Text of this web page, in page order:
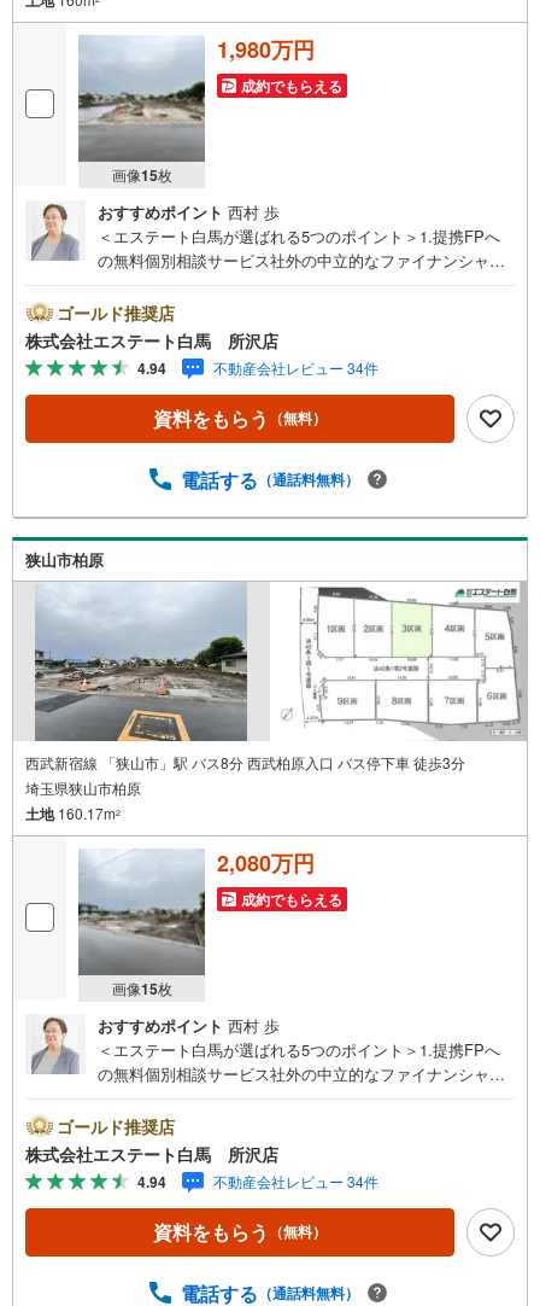
画像15枚
1,980万円
成約でもらえる
おすすめポイント 西村 歩
＜エステート白馬が選ばれる5つのポイント＞1.提携FPへ
の無料個別相談サービス社外の中立的なファイナンシャル
や学費等も含めてシミュレーションをご提案できます2.物
件情報が豊富所沢市を中心にたくさんの情報をご用意して
おります。インターネット広告前の物件も多数取り揃えて
おります。お客様のご希望エリアをお申し付けください。
3.自社グループでリフォーム、新築請負所沢店の3階はリフ
ォーム、注文建築部門の相談スペースです。一級建築士を
て、リフォームや注文建築についてご相談頂けます4.年中
～19:00 この時間はお電話でのお問合わせがスムーズです
5.お子様連れでおこしくださいキッズスペース、授乳室、
オムツ替えベッド、アンパンマンジュースをご用意してお
ります。ご見学ご希望の方は、右上の“室内・現地を見学す
る（無料）をボタンからご予約ください。
ゴールド推奨店
株式会社エステート白馬 所沢店
4.94 不動産会社レビュー 34件
資料をもらう （無料）
電話する （通話料無料）
狭山市柏原
西武新宿線 「狭山市」駅 バス8分 西武柏原入口 バス停下車 徒歩3分
埼玉県狭山市柏原
土地160.17m2
画像15枚
2,080万円
成約でもらえる
おすすめポイント 西村 歩
＜エステート白馬が選ばれる5つのポイント＞1.提携FPへ
の無料個別相談サービス社外の中立的なファイナンシャル
や学費等も含めてシミュレーションをご提案できます2.物
件情報が豊富所沢市を中心にたくさんの情報をご用意して
おります。インターネット広告前の物件も多数取り揃えて
おります。お客様のご希望エリアをお申し付けください。
3.自社グループでリフォーム、新築請負所沢店の3階はリフ
ォーム、注文建築部門の相談スペースです。一級建築士を
て、リフォームや注文建築についてご相談頂けます4.年中
ゴールド推奨店
株式会社エステート白馬 所沢店
4.94 不動産会社レビュー 34件
資料をもらう （無料）
電話する （通話料無料）